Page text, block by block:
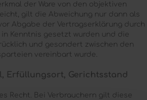
der Ware von den objektiven
gilt die Abweichung nur dann als
Abgabe der Vertragserklärung durch
Kenntnis gesetzt wurden und die
und gesondert zwischen den
vereinbart wurde.
Erfüllungsort, Gerichtsstand
Recht. Bei Verbrauchern gilt diese